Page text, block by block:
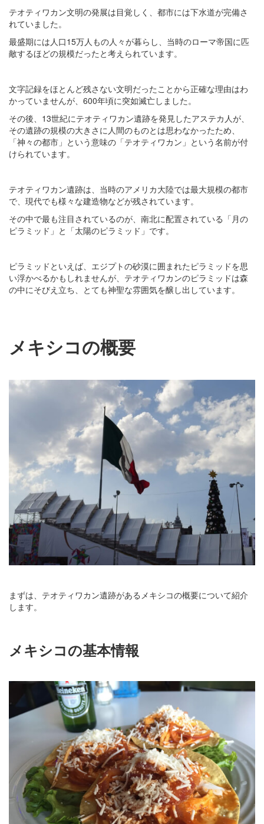
テオティワカン文明の発展は目覚しく、都市には下水道が完備さ
れていました。
最盛期には人口15万人もの人々が暮らし、当時のローマ帝国に匹
敵するほどの規模だったと考えられています。
文字記録をほとんど残さない文明だったことから正確な理由はわ
かっていませんが、600年頃に突如滅亡しました。
その後、13世紀にテオティワカン遺跡を発見したアステカ人が、
その遺跡の規模の大きさに人間のものとは思わなかったため、
「神々の都市」という意味の「テオティワカン」という名前が付
けられています。
テオティワカン遺跡は、当時のアメリカ大陸では最大規模の都市
で、現代でも様々な建造物などが残されています。
その中で最も注目されているのが、南北に配置されている「月の
ピラミッド」と「太陽のピラミッド」です。
ピラミッドといえば、エジプトの砂漠に囲まれたピラミッドを思
い浮かべるかもしれませんが、テオティワカンのピラミッドは森
の中にそびえ立ち、とても神聖な雰囲気を醸し出しています。
メキシコの概要
まずは、テオティワカン遺跡があるメキシコの概要について紹介
します。
メキシコの基本情報